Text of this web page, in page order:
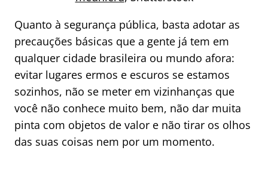
Quanto à segurança pública, basta adotar as
precauções básicas que a gente já tem em
qualquer cidade brasileira ou mundo afora:
evitar lugares ermos e escuros se estamos
sozinhos, não se meter em vizinhanças que
você não conhece muito bem, não dar muita
pinta com objetos de valor e não tirar os olhos
das suas coisas nem por um momento.